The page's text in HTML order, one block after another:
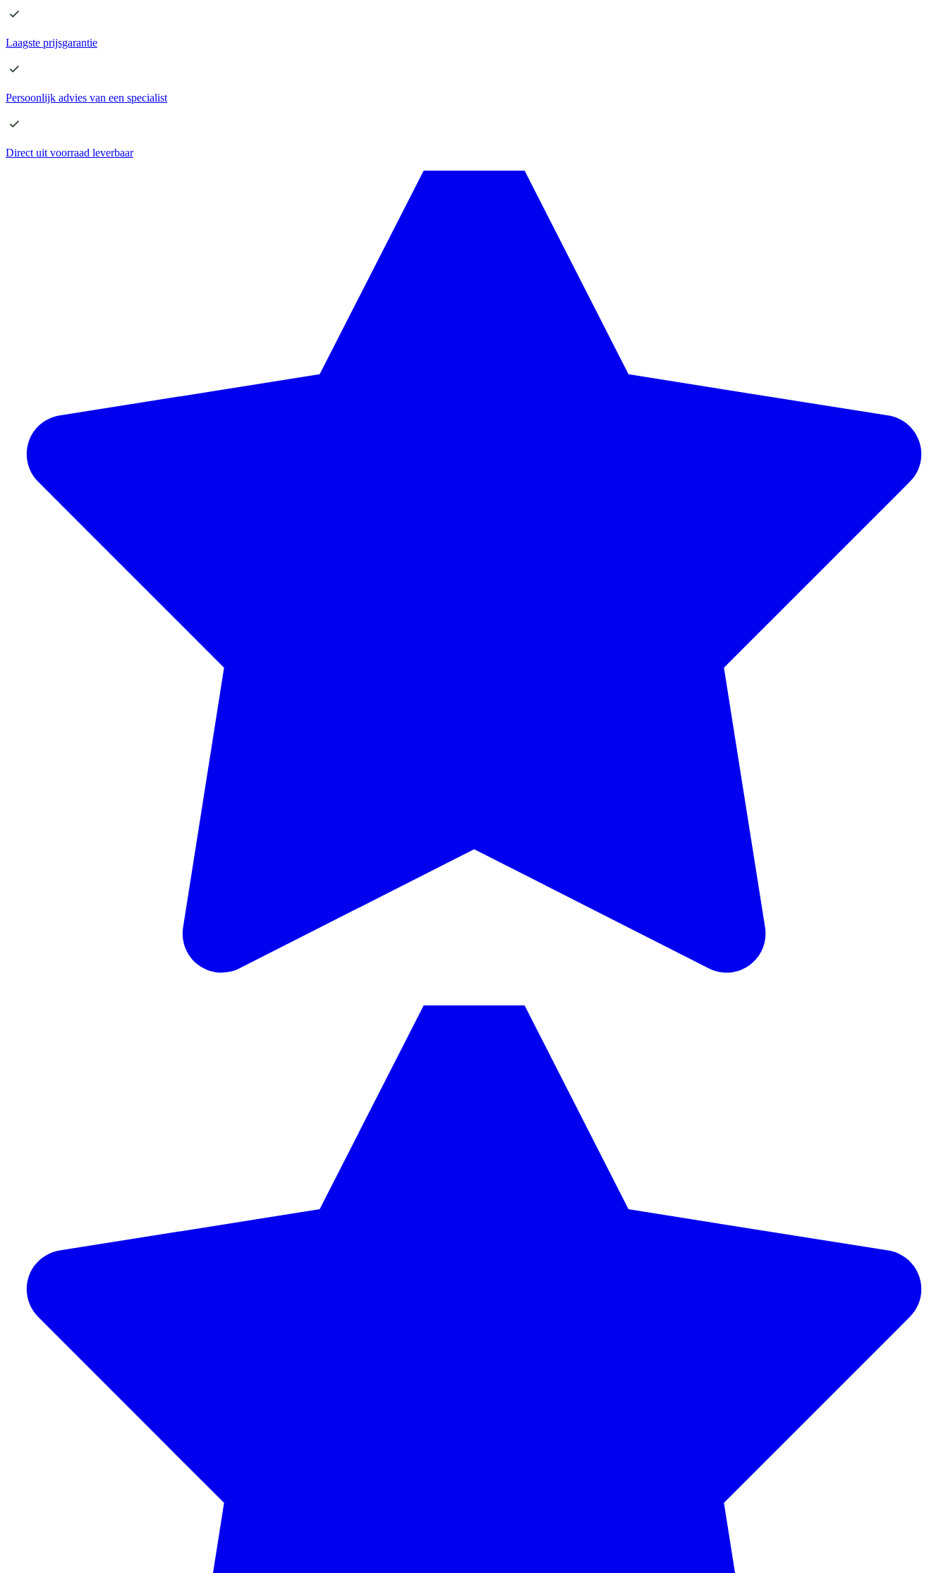
Laagste prijsgarantie
Persoonlijk advies van een specialist
Direct uit voorraad leverbaar